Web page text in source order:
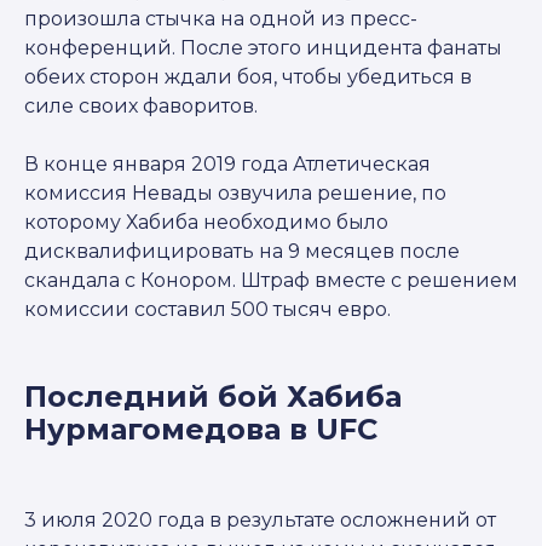
произошла стычка на одной из пресс-
конференций. После этого инцидента фанаты
обеих сторон ждали боя, чтобы убедиться в
силе своих фаворитов.
В конце января 2019 года Атлетическая
комиссия Невады озвучила решение, по
которому Хабиба необходимо было
дисквалифицировать на 9 месяцев после
скандала с Конором. Штраф вместе с решением
комиссии составил 500 тысяч евро.
Последний бой Хабиба
Нурмагомедова в UFC
3 июля 2020 года в результате осложнений от